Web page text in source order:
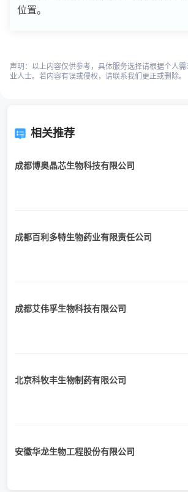
位置。
声明：以上内容仅供参考，具体服务选择请根据个人
业人士。若内容有误或侵权，请联系我们更正或删除。
相关推荐
成都博奥晶芯生物科技有限公司
成都百利多特生物药业有限责任公司
成都艾伟孚生物科技有限公司
北京科牧丰生物制药有限公司
安徽华龙生物工程股份有限公司